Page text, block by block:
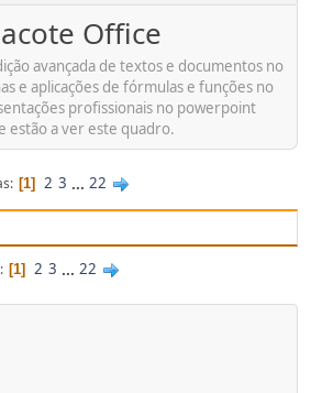
Office
avançada de textos e documentos no
e aplicações de fórmulas e funções no
profissionais no powerpoint
estão a ver este quadro.
1 2 3 ... 22
1 2 3 ... 22